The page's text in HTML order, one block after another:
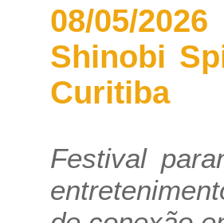
08/05/2026
Shinobi
Curitiba
Festival